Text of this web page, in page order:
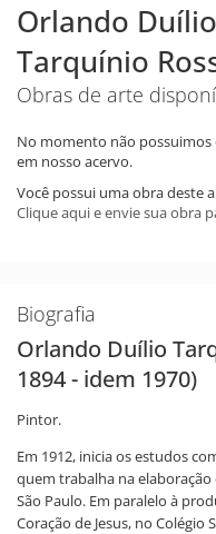
Orlando Duílio
Tarquínio
Obras de arte
No momento não possuimos
em nosso acervo.
Você possui uma obra deste
Clique aqui e envie sua obra
Biografia
Orlando Duílio
1894 - idem 1970)
Pintor.
Em 1912, inicia os estudos
quem trabalha na
São Paulo. Em paralelo à
Coração de Jesus, no